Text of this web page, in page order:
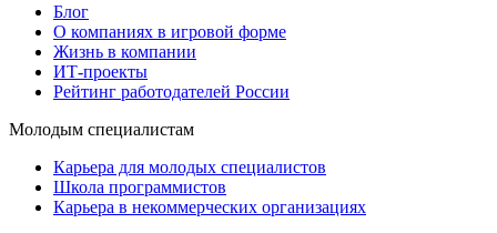
Блог
О компаниях в игровой форме
Жизнь в компании
ИТ-проекты
Рейтинг работодателей России
Молодым специалистам
Карьера для молодых специалистов
Школа программистов
Карьера в некоммерческих организациях